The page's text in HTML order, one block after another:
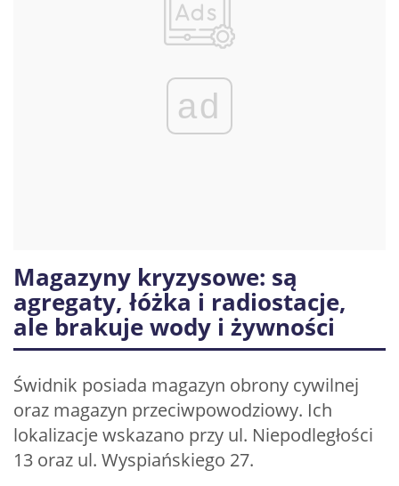
ad
Magazyny kryzysowe: są
agregaty, łóżka i radiostacje,
ale brakuje wody i żywności
Świdnik posiada magazyn obrony cywilnej
oraz magazyn przeciwpowodziowy. Ich
lokalizacje wskazano przy ul. Niepodległości
13 oraz ul. Wyspiańskiego 27.